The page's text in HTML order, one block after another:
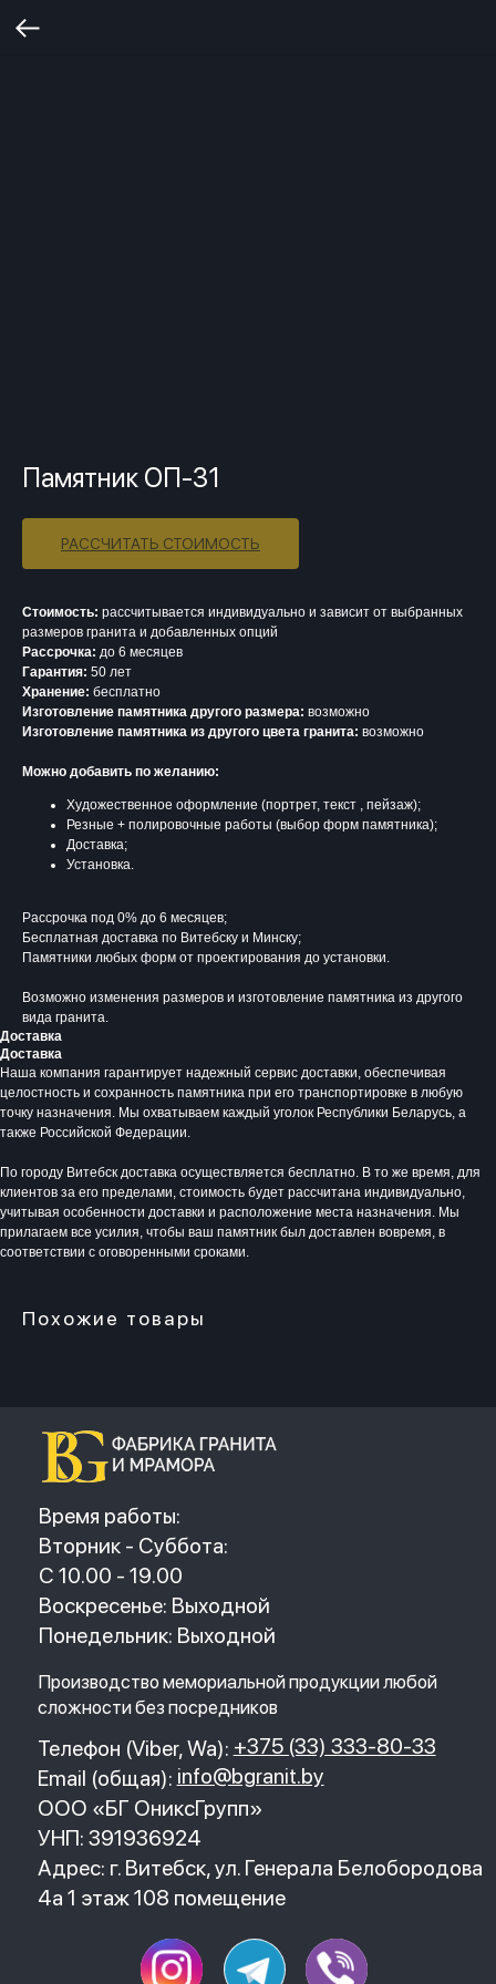
Памятник ОП-31
РАССЧИТАТЬ СТОИМОСТЬ
Стоимость: рассчитывается индивидуально и зависит от выбранных
размеров гранита и добавленных опций
Рассрочка: до 6 месяцев
Гарантия: 50 лет
Хранение: бесплатно
Изготовление памятника другого размера: возможно
Изготовление памятника из другого цвета гранита: возможно
Можно добавить по желанию:
Художественное оформление (портрет, текст , пейзаж);
Резные + полировочные работы (выбор форм памятника);
Доставка;
Установка.
Рассрочка под 0% до 6 месяцев;
Бесплатная доставка по Витебску и Минску;
Памятники любых форм от проектирования до установки.
Возможно изменения размеров и изготовление памятника из другого
вида гранита.
Доставка
Доставка
Наша компания гарантирует надежный сервис доставки, обеспечивая
целостность и сохранность памятника при его транспортировке в любую
точку назначения. Мы охватываем каждый уголок Республики Беларусь, а
также Российской Федерации.
По городу Витебск доставка осуществляется бесплатно. В то же время, для
клиентов за его пределами, стоимость будет рассчитана индивидуально,
учитывая особенности доставки и расположение места назначения. Мы
прилагаем все усилия, чтобы ваш памятник был доставлен вовремя, в
соответствии с оговоренными сроками.
Похожие товары
Телефон (Viber, Wa): +375 (33) 333-80-33
УНП: 391936924
Адрес: г. Витебск, ул. Генерала Белобородова
Время работы:
Вторник - Суббота:
С 10.00 - 19.00
Понедельник: Выходной
Политика конфиденциальности
Все права защищены
Производство мемориальной продукции любой
сложности без посредников